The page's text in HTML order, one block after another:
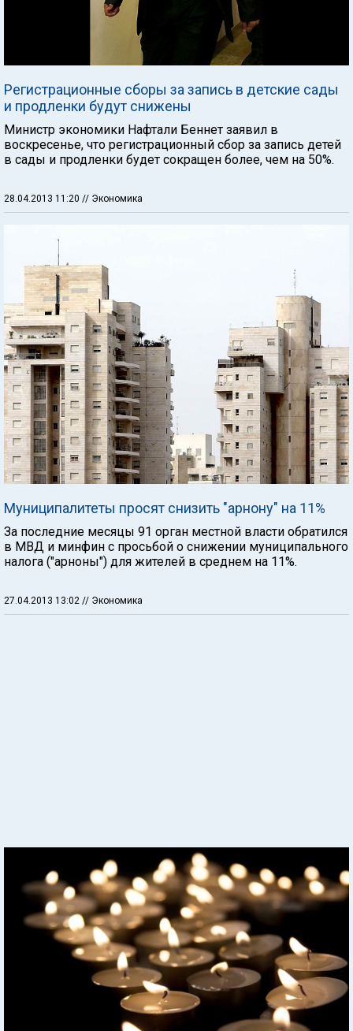
Регистрационные сборы за запись в детские сады
и продленки будут снижены
Министр экономики Нафтали Беннет заявил в
воскресенье, что регистрационный сбор за запись детей
в сады и продленки будет сокращен более, чем на 50%.
28.04.2013 11:20 // Экономика
Муниципалитеты просят снизить "арнону" на 11%
За последние месяцы 91 орган местной власти обратился
в МВД и минфин с просьбой о снижении муниципального
налога ("арноны") для жителей в среднем на 11%.
27.04.2013 13:02 // Экономика